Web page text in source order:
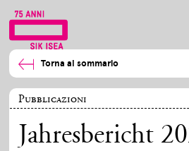
Torna al sommario
Pubblicazioni
Jahresbericht